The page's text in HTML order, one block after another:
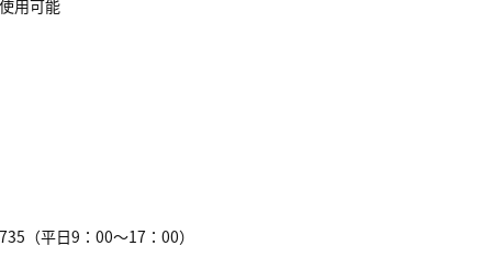
用可能
（平日9：00～17：00）